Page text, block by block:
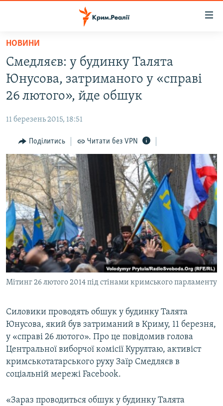
Перейти
основного
матеріалу
Перейти
до
основної
навігації
Перейти
до
пошуку
ВОДА.КРИМ
ВІДЕО ТА ФОТО
БЛОГИ
ПОГЛЯД
ІНТЕРВ'Ю
ВСЕ ЗА ДЕНЬ
СПЕЦПРОЕКТИ
ДЕПОРТАЦІЯ
ВІДЕОУРОКИ «ELIFBE»
СВІДЧЕННЯ ОКУПАЦІЇ
УКРАЇНСЬКА ПРОБЛЕМА КРИМУ
ІНФОГРАФІКА
ЯК ОБІЙТИ БЛОКУВАННЯ
Русский
Qırımtatar
ДОЛУЧАЙСЯ!
Усі сайти RFE/RL
НОВИНИ
Смедляєв: у будинку Талята
Юнусова, затриманого у «справі
26 лютого», йде обшук
11 березень 2015, 18:51
Поділитись Читати без VPN
Мітинг 26 лютого 2014 під стінами кримського парламенту
Силовики проводять обшук у будинку Талята
Юнусова, який був затриманий в Криму, 11 березня,
у «справі 26 лютого». Про це повідомив голова
Центральної виборчої комісії Курултаю, активіст
кримськотатарського руху Заїр Смедляєв в
соціальній мережі Facebook.
«Зараз проводиться обшук у будинку Талята